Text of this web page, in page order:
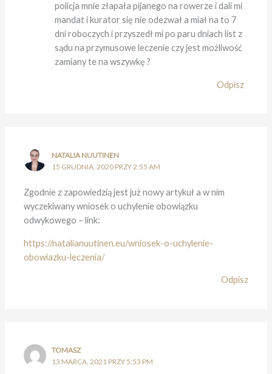
policja mnie złapała pijanego na rowerze i dali mi
mandat i kurator się nie odezwał a miał na to 7
dni roboczych i przyszedł mi po paru dniach list z
sądu na przymusowe leczenie czy jest możliwość
zamiany te na wszywkę ?
Odpisz
NATALIA NUUTINEN
15 GRUDNIA, 2020 PRZY 2:55 AM
Zgodnie z zapowiedzią jest już nowy artykuł a w nim
wyczekiwany wniosek o uchylenie obowiązku
odwykowego – link:
https://natalianuutinen.eu/wniosek-o-uchylenie-
obowiazku-leczenia/
Odpisz
TOMASZ
13 MARCA, 2021 PRZY 5:53 PM